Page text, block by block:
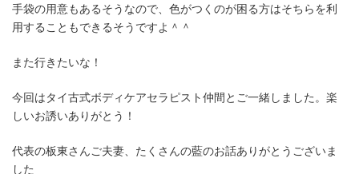
手袋の用意もあるそうなので、色がつくのが困る方はそちらを利
用することもできるそうですよ＾＾
また行きたいな！
今回はタイ古式ボディケアセラピスト仲間とご一緒しました。楽
しいお誘いありがとう！
代表の板東さんご夫妻、たくさんの藍のお話ありがとうございま
した